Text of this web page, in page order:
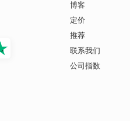
博客
定价
推荐
联系我们
公司指数